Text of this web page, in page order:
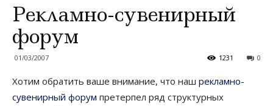
Рекламно-сувенирный
форум
01/03/2007 0
1231
Хотим обратить ваше внимание, что наш рекламно-
сувенирный форум претерпел ряд структурных